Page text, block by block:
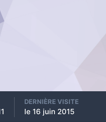
DERNIÈRE VISITE
le 16 juin 2015